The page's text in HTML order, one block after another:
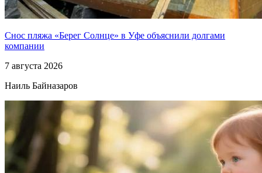
Снос пляжа «Берег Солнце» в Уфе объяснили долгами
компании
7 августа 2026
Наиль Байназаров